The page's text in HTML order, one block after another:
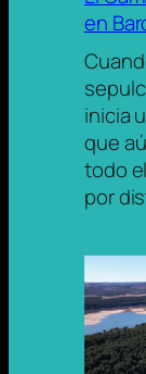
en
inicia
que
todo
por